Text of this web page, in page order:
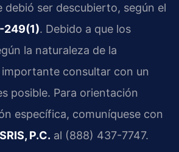
debió ser descubierto, según el
249(1). Debido a que los
la naturaleza de la
consultar con un
posible. Para orientación
específica, comuníquese con
P.C. al (888) 437-7747.